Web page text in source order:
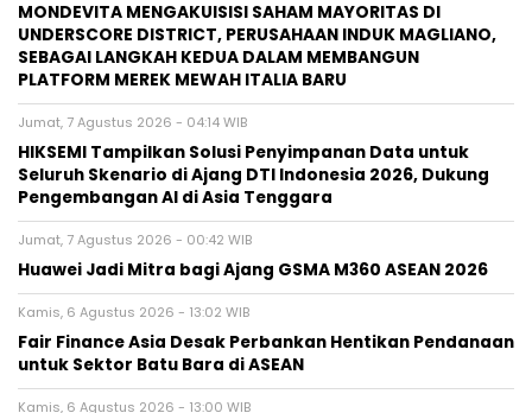
MONDEVITA MENGAKUISISI SAHAM MAYORITAS DI
UNDERSCORE DISTRICT, PERUSAHAAN INDUK MAGLIANO,
SEBAGAI LANGKAH KEDUA DALAM MEMBANGUN
PLATFORM MEREK MEWAH ITALIA BARU
Jumat, 7 Agustus 2026 - 04:14 WIB
HIKSEMI Tampilkan Solusi Penyimpanan Data untuk
Seluruh Skenario di Ajang DTI Indonesia 2026, Dukung
Pengembangan AI di Asia Tenggara
Jumat, 7 Agustus 2026 - 00:42 WIB
Huawei Jadi Mitra bagi Ajang GSMA M360 ASEAN 2026
Kamis, 6 Agustus 2026 - 13:02 WIB
Fair Finance Asia Desak Perbankan Hentikan Pendanaan
untuk Sektor Batu Bara di ASEAN
Kamis, 6 Agustus 2026 - 13:00 WIB